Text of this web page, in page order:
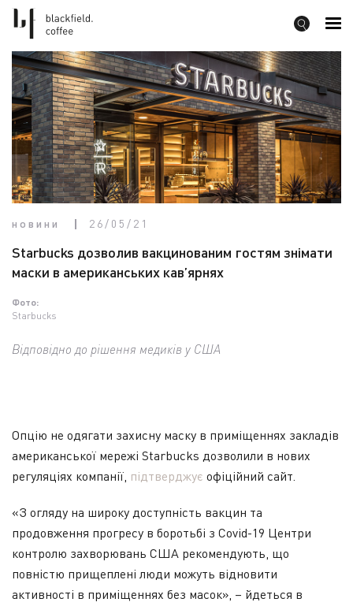
новини 26/05/21
Starbucks дозволив вакцинованим гостям знімати
маски в американських кав’ярнях
Фото:
Starbucks
Відповідно до рішення медиків у США
Опцію не одягати захисну маску в приміщеннях закладів
американської мережі Starbucks дозволили в нових
регуляціях компанії, підтверджує офіційний сайт.
«З огляду на широку доступність вакцин та
продовження прогресу в боротьбі з Covid-19 Центри
контролю захворювань США рекомендують, що
повністю прищеплені люди можуть відновити
активності в приміщеннях без масок», – йдеться в